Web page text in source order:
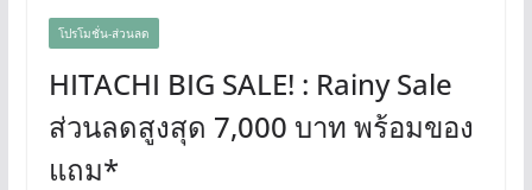
โปรโมชั่น-ส่วนลด
HITACHI BIG SALE! : Rainy Sale
ส่วนลดสูงสุด 7,000 บาท พร้อมของ
แถม*